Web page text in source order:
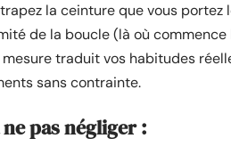
la ceinture que vous
de la boucle (là où
traduit vos habitudes
sans contrainte.
pas négliger :